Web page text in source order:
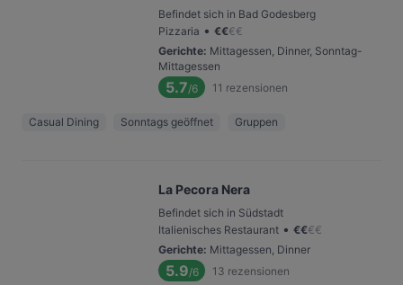
Befindet sich in Bad Godesberg
Pizzaria • €€€€
Gerichte: Mittagessen, Dinner, Sonntag-
Mittagessen
5.7/6 11 rezensionen
Casual Dining Sonntags geöffnet Gruppen
La Pecora Nera
Befindet sich in Südstadt
Italienisches Restaurant • €€€€
Gerichte: Mittagessen, Dinner
5.9/6 13 rezensionen